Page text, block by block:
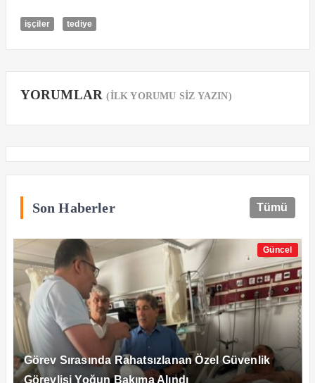
işçiler tediye
YORUMLAR(İLK YORUMU SİZ YAZIN)
Son Haberler Tümü
Güncel
Görev Sırasında Rahatsızlanan Özel Güvenlik
Görevlisi Yoğun Bakıma Alındı